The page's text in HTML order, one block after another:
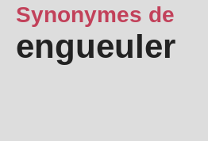
Synonymes de
engueuler